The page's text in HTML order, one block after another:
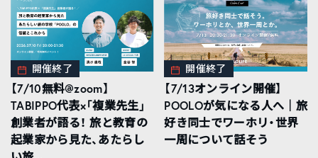
開催終了
【7/10無料@zoom】
TABIPPO代表×「複業先生」
創業者が語る！ 旅と教育の
起業家から見た、あたらし
開催終了
【7/13オンライン開催】
POOLOが気になる人へ｜旅
好き同士でワーホリ・世界
一周について話そう